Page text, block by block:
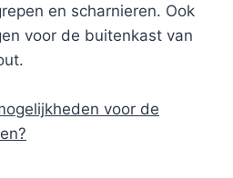
en scharnieren. Ook
voor de buitenkast van
voor de